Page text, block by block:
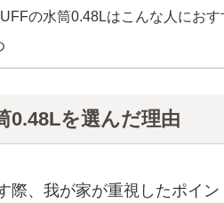
の水筒0.48Lはこんな人におす
0.48Lを選んだ理由
際、我が家が重視したポイン